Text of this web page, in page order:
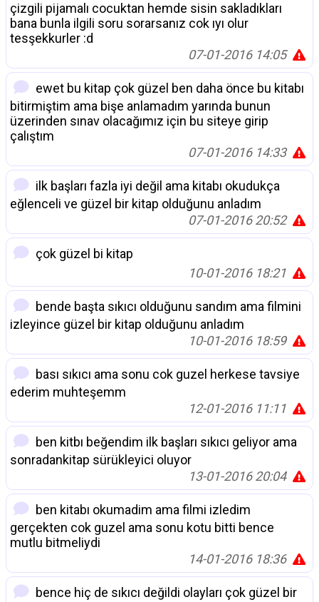
çizgili pijamalı cocuktan hemde sisin sakladıkları
bana bunla ilgili soru sorarsanız cok ıyı olur
tesşekkurler :d
07-01-2016 14:05
ewet bu kitap çok güzel ben daha önce bu kitabı
bitirmiştim ama bişe anlamadım yarında bunun
üzerinden sınav olacağımız için bu siteye girip
çalıştım
07-01-2016 14:33
ilk başları fazla iyi değil ama kitabı okudukça
eğlenceli ve güzel bir kitap olduğunu anladım
07-01-2016 20:52
çok güzel bi kitap
10-01-2016 18:21
bende başta sıkıcı olduğunu sandım ama filmini
izleyince güzel bir kitap olduğunu anladım
10-01-2016 18:59
bası sıkıcı ama sonu cok guzel herkese tavsiye
ederim muhteşemm
12-01-2016 11:11
ben kitbı beğendim ilk başları sıkıcı geliyor ama
sonradankitap sürükleyici oluyor
13-01-2016 20:04
ben kitabı okumadim ama filmi izledim
gerçekten cok guzel ama sonu kotu bitti bence
mutlu bitmeliydi
14-01-2016 18:36
bence hiç de sıkıcı değildi olayları çok güzel bir